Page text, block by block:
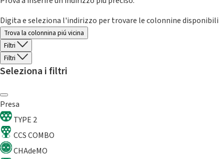
Digita e seleziona l'indirizzo per trovare le colonnine disponibili
Trova la colonnina piú vicina
Filtri
Filtri
Seleziona i filtri
Presa
TYPE 2
CCS COMBO
CHAdeMO